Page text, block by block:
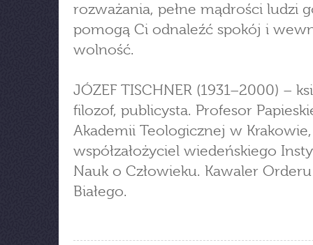
rozważania, pełne mądrości ludzi
pomogą Ci odnaleźć spokój i
wolność.
JÓZEF TISCHNER (1931–2000) –
filozof, publicysta. Profesor
Akademii Teologicznej w Krakowie,
współzałożyciel wiedeńskiego
Nauk o Człowieku. Kawaler Orderu
Białego.